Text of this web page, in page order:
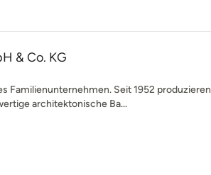
& Co. KG
Familienunternehmen. Seit 1952 produzieren
architektonische Ba...